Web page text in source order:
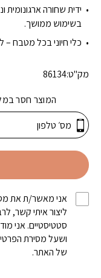
ידית שחורה
בשימוש ממושך.
כלי חיוני בכל מטבח –
מק"ט:86134
המוצר חסר
אני מאשר/ת את
ליצור איתי קשר,
סטטיסטיים. אני
ושעל מסירת
של האתר.